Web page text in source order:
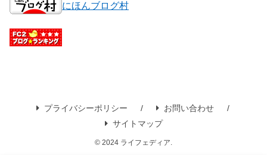
にほんブログ村
プライバシーポリシー
お問い合わせ
サイトマップ
© 2024 ライフェディア.